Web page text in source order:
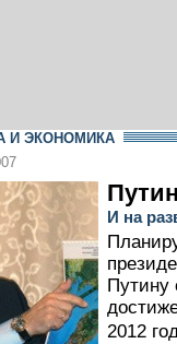
И ЭКОНОМИКА
И на
Путину
2012